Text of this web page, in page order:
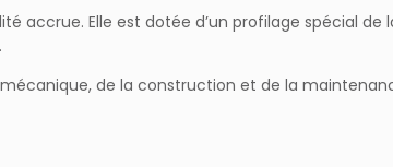
Elle est dotée d’un profilage spécial de
de la construction et de la